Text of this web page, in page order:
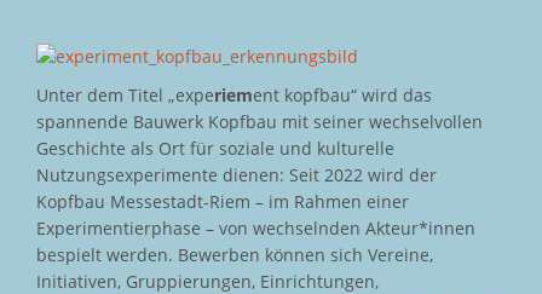
Unter dem Titel „experiement kopfbau“ wird das
spannende Bauwerk Kopfbau mit seiner wechselvollen
Geschichte als Ort für soziale und kulturelle
Nutzungsexperimente dienen: Seit 2022 wird der
Kopfbau Messestadt-Riem – im Rahmen einer
Experimentierphase – von wechselnden Akteur*innen
bespielt werden. Bewerben können sich Vereine,
Initiativen, Gruppierungen, Einrichtungen,